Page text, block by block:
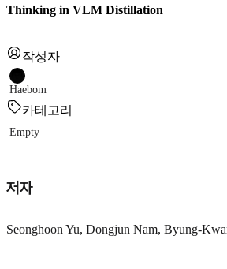
Thinking in VLM Distillation
작성자
Haebom
카테고리
Empty
저자
Seonghoon Yu, Dongjun Nam, Byung-